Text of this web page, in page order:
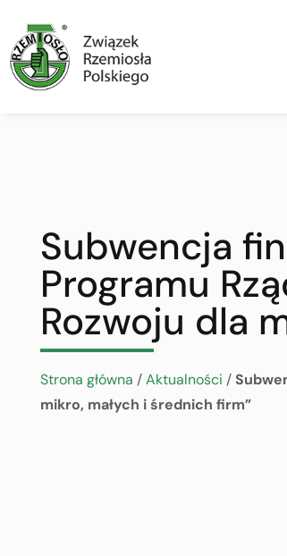
Subwencja
Programu
Rozwoju dla
Strona główna /Aktualności /
mikro, małych i średnich firm”